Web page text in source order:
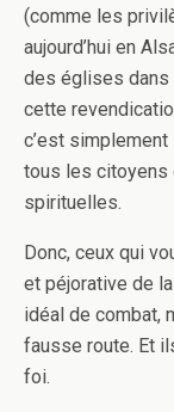
(comme les
aujourd’hui en
des églises dans
cette
c’est
tous les citoyens
spirituelles.
Donc, ceux qui
et péjorative de
idéal de combat,
fausse route. Et
foi.